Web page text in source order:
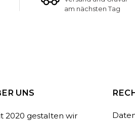
am nächsten Tag
UNS
2020 gestalten wir